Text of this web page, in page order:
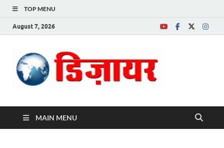
TOP MENU
August 7, 2026
MAIN MENU